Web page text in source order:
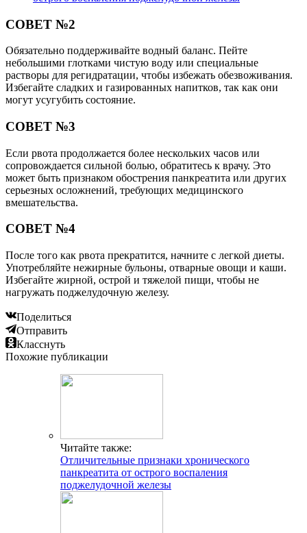
СОВЕТ №2
Обязательно поддерживайте водный баланс. Пейте
небольшими глотками чистую воду или специальные
растворы для регидратации, чтобы избежать обезвоживания.
Избегайте сладких и газированных напитков, так как они
могут усугубить состояние.
СОВЕТ №3
Если рвота продолжается более нескольких часов или
сопровождается сильной болью, обратитесь к врачу. Это
может быть признаком обострения панкреатита или других
серьезных осложнений, требующих медицинского
вмешательства.
СОВЕТ №4
После того как рвота прекратится, начните с легкой диеты.
Употребляйте нежирные бульоны, отварные овощи и каши.
Избегайте жирной, острой и тяжелой пищи, чтобы не
нагружать поджелудочную железу.
Поделиться
Отправить
Класснуть
Похожие публикации
Читайте также:
Отличительные признаки хронического
панкреатита от острого воспаления
поджелудочной железы